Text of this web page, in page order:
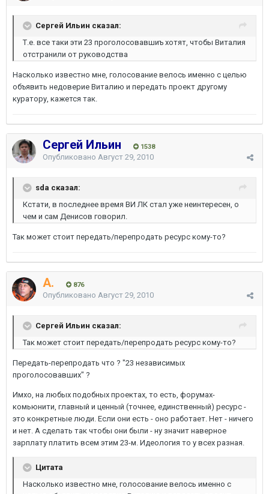
Сергей Ильин сказал:
Т.е. все таки эти 23 проголосовавшиъ хотят, чтобы Виталия
отстранили от руководства
Насколько известно мне, голосование велось именно с целью
объявить недоверие Виталию и передать проект другому
куратору, кажется так.
Сергей Ильин 1538
Опубликовано Август 29, 2010
sda сказал:
Кстати, в последнее время ВИ ЛК стал уже неинтересен, о
чем и сам Денисов говорил.
Так может стоит передать/перепродать ресурс кому-то?
A. 876
Опубликовано Август 29, 2010
Сергей Ильин сказал:
Так может стоит передать/перепродать ресурс кому-то?
Передать-перепродать что ? "23 независимых
проголосовавших" ?
Имхо, на любых подобных проектах, то есть, форумах-
комьюнити, главный и ценный (точнее, единственный) ресурс -
это конкретные люди. Если они есть - оно работает. Нет - ничего
и нет. А сделать так чтобы они были - ну значит наверное
зарплату платить всем этим 23-м. Идеология то у всех разная.
Цитата
Насколько известно мне, голосование велось именно с